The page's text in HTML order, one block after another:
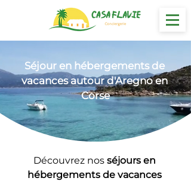
Séjour en hébergements de
vacances autour d'Aregno en
Corse
Découvrez nos séjours en
hébergements de vacances